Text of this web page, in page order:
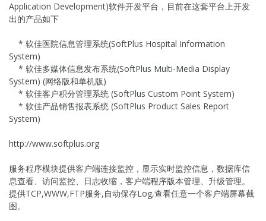
Application Development)软件开发平台，目前在这套平台上开发
出的产品如下
* 软佳医院信息管理系统(SoftPlus Hospital Information
System)
* 软佳多媒体信息发布系统(SoftPlus Multi-Media Display
System) (网络版和单机版)
* 软佳客户积分管理系统 (SoftPlus Custom Point System)
* 软佳产品销售报表系统 (SoftPlus Product Sales Report
System)
http://www.softplus.org
服务程序模块提供客户端连接监控，显示实时监控信息，数据库信
息查看、访问监控、日志收缩，客户端程序版本管理、升级管理。
提供TCP,WWW,FTP服务,自动保存Log,查看任意一个客户端屏幕截
图。